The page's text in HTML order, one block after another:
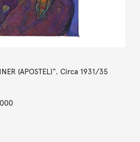
(APOSTEL)“. Circa 1931/35